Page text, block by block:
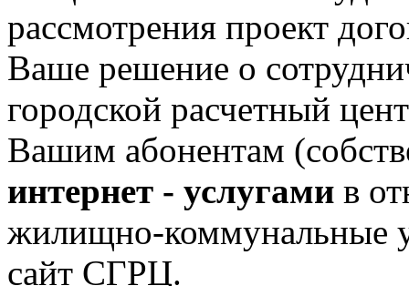
рассмотрения проект
Ваше решение о
городской расчетный
Вашим абонентам
интернет - услугами в
жилищно-коммунальные
сайт СГРЦ.